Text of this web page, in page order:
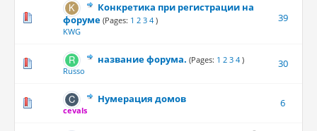
Конкретика при регистрации на
форуме (Pages: 1 2 3 4 )
KWG
39
название форума. (Pages: 1 2 3 4 )
Russo
30
Нумерация домов
cevals
6